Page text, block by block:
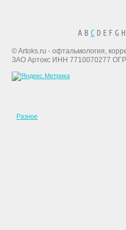
A B CD E F G
© Artoks.ru - офтальмология,
ЗАО Артокс ИНН 7710070277
Разное